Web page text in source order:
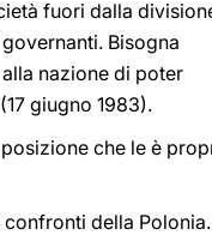
fuori dalla
Bisogna
nazione di poter
giugno 1983).
che le è
della Polonia.